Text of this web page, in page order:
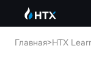
Главная>HTX